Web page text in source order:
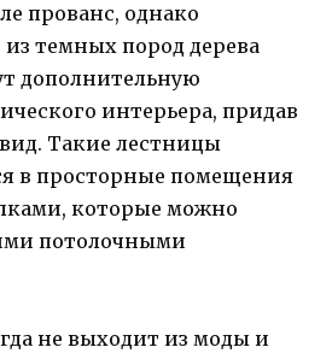
прованс, однако
темных пород дерева
дополнительную
интерьера, придав
Такие лестницы
в просторные помещения
которые можно
потолочными
не выходит из моды и